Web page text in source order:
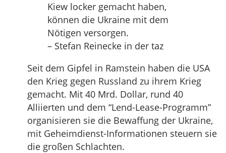
Kiew locker gemacht haben,
können die Ukraine mit dem
Nötigen versorgen.
– Stefan Reinecke in der taz
Seit dem Gipfel in Ramstein haben die USA
den Krieg gegen Russland zu ihrem Krieg
gemacht. Mit 40 Mrd. Dollar, rund 40
Alliierten und dem “Lend-Lease-Programm”
organisieren sie die Bewaffung der Ukraine,
mit Geheimdienst-Informationen steuern sie
die großen Schlachten.